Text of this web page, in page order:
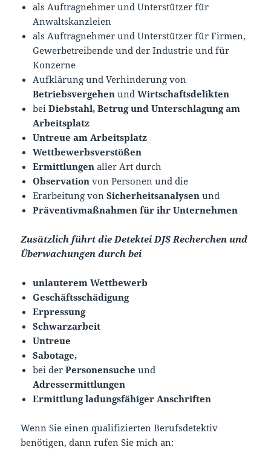
als Auftragnehmer und Unterstützer für
Anwaltskanzleien
als Auftragnehmer und Unterstützer für Firmen,
Gewerbetreibende und der Industrie und für
Konzerne
Aufklärung und Verhinderung von
Betriebsvergehen undWirtschaftsdelikten
beiDiebstahl, Betrug und Unterschlagung am
Arbeitsplatz
Untreue am Arbeitsplatz
Wettbewerbsverstößen
Ermittlungen aller Art durch
Observation von Personen und die
Erarbeitung vonSicherheitsanalysen und
Präventivmaßnahmen für ihr Unternehmen
Zusätzlich führt die Detektei DJS Recherchen und
Überwachungen durch bei
unlauterem Wettbewerb
Geschäftsschädigung
Erpressung
Schwarzarbeit
Untreue
Sabotage,
bei derPersonensuche und
Adressermittlungen
Ermittlung ladungsfähiger Anschriften
Wenn Sie einen qualifizierten Berufsdetektiv
benötigen, dann rufen Sie mich an: